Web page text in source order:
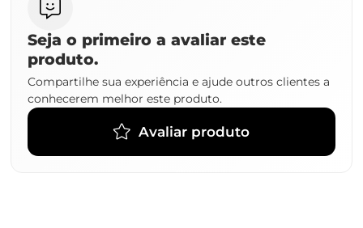
Seja o primeiro a avaliar este
produto.
Compartilhe sua experiência e ajude outros clientes a
conhecerem melhor este produto.
Avaliar produto